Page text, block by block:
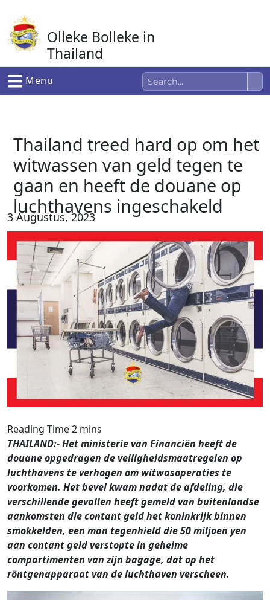
naar
de
inhoud
Olleke Bolleke in
Thailand
In Thailand
Menu
Thailand treed hard op om het
witwassen van geld tegen te
gaan en heeft de douane op
luchthavens ingeschakeld
3 Augustus, 2023
THAILAND:- Het ministerie van Financiën heeft de
douane opgedragen de veiligheidsmaatregelen op
luchthavens te verhogen om witwasoperaties te
voorkomen. Het bevel kwam nadat de afdeling, die
verschillende gevallen heeft gemeld van buitenlandse
aankomsten die contant geld het koninkrijk binnen
smokkelden, een man tegenhield die 50 miljoen yen
aan contant geld verstopte in geheime
compartimenten van zijn bagage, dat op het
röntgenapparaat van de luchthaven verscheen.